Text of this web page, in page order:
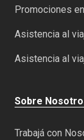
Promociones
Asistencia al
Asistencia al
Sobre
Trabajá con